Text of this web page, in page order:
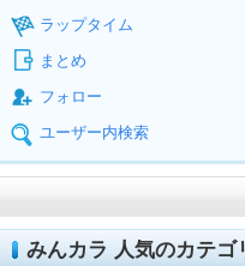
ラップタイム
まとめ
フォロー
ユーザー内検索
みんカラ 人気のカテゴ